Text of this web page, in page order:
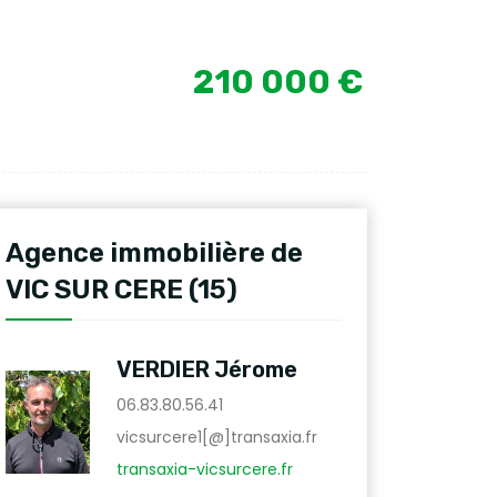
210 000 €
Agence immobilière de
VIC SUR CERE (15)
VERDIER Jérome
06.83.80.56.41
vicsurcere1[@]transaxia.fr
transaxia-vicsurcere.fr